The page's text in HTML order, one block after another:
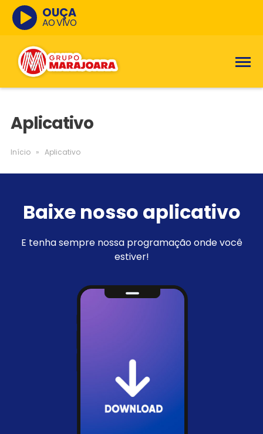
OUÇA
AO VIVO
Aplicativo
Início » Aplicativo
Baixe nosso aplicativo
E tenha sempre nossa programação onde você
estiver!